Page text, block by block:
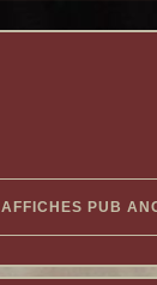
AFFICHES PUB